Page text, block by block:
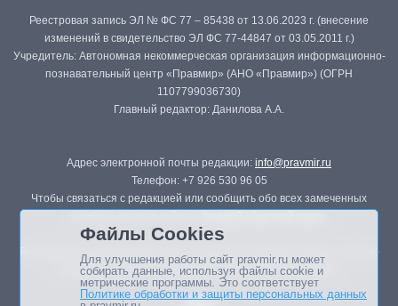
Реестровая запись ЭЛ № ФС 77 – 85438 от 13.06.2023 г. (внесение
изменений в свидетельство ЭЛ ФС 77-44847 от 03.05.2011 г.)
Учредитель: Автономная некоммерческая организация информационно-
познавательный центр «Правмир» (АНО «Правмир») (ОГРН
1107799036730)
Главный редактор: Данилова А.А.
Адрес электронной почты редакции: info@pravmir.ru
Телефон: +7 926 530 96 05
Чтобы связаться с редакцией или сообщить обо всех замеченных
Републикация материалов сайта в печатных изданиях (книгах, прессе)
возможна только с письменного разрешения редакции.
Файлы Cookies
Для улучшения работы сайт pravmir.ru может
собирать данные, используя файлы cookie и
метрические программы. Это соответствует
Политике обработки и защиты персональных данных